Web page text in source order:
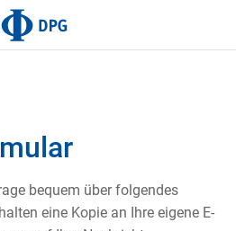
bequem über folgendes
eine Kopie an Ihre eigene E-